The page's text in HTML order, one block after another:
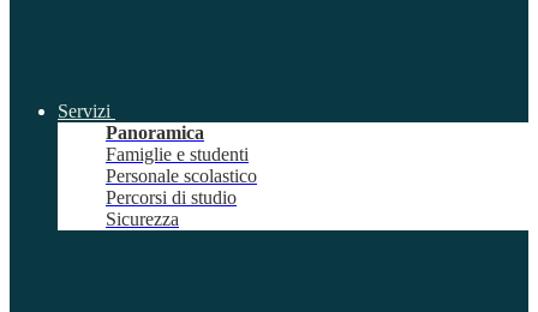
Servizi
Panoramica
Famiglie e studenti
Personale scolastico
Percorsi di studio
Sicurezza